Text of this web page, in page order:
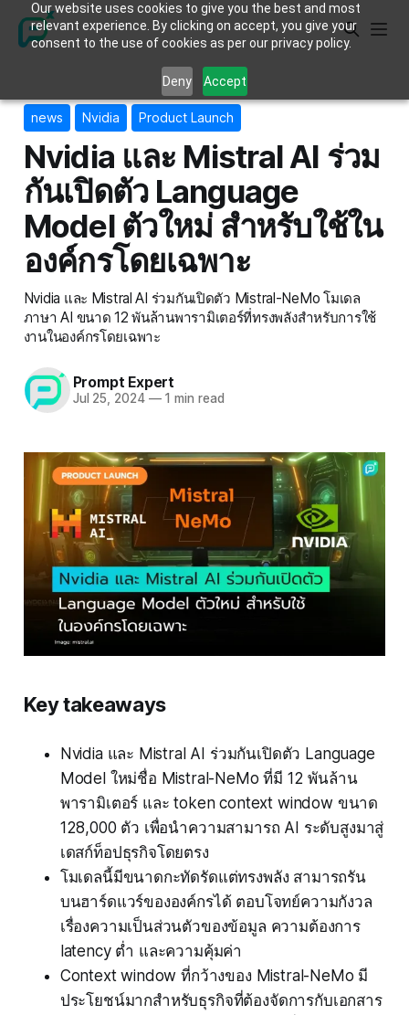
Our website uses cookies to give you the best and most
relevant experience. By clicking on accept, you give your
consent to the use of cookies as per our privacy policy.
Deny Accept
news Nvidia Product Launch
Nvidia และ Mistral AI ร่วม
กันเปิดตัว Language
Model ตัวใหม่ สำหรับใช้ใน
องค์กรโดยเฉพาะ
Nvidia และ Mistral AI ร่วมกันเปิดตัว Mistral-NeMo โมเดล
ภาษา AI ขนาด 12 พันล้านพารามิเตอร์ที่ทรงพลังสำหรับการใช้
งานในองค์กรโดยเฉพาะ
Prompt Expert
Jul 25, 2024 —1 min read
Key takeaways
Nvidia และ Mistral AI ร่วมกันเปิดตัว Language
Model ใหม่ชื่อ Mistral-NeMo ที่มี 12 พันล้าน
พารามิเตอร์ และ token context window ขนาด
128,000 ตัว เพื่อนำความสามารถ AI ระดับสูงมาสู่
เดสก์ท็อปธุรกิจโดยตรง
โมเดลนี้มีขนาดกะทัดรัดแต่ทรงพลัง สามารถรัน
บนฮาร์ดแวร์ขององค์กรได้ ตอบโจทย์ความกังวล
เรื่องความเป็นส่วนตัวของข้อมูล ความต้องการ
latency ต่ำ และความคุ้มค่า
Context window ที่กว้างของ Mistral-NeMo มี
ประโยชน์มากสำหรับธุรกิจที่ต้องจัดการกับเอกสาร